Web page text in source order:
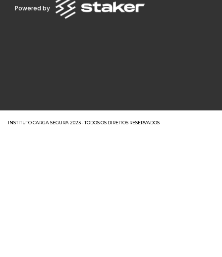
Powered by
INSTITUTO CARGA SEGURA 2023 - TODOS OS DIREITOS RESERVADOS